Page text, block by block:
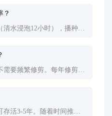
？
水浸泡12小时），播种后
需要频繁修剪。每年修剪2-
存活3-5年。随着时间推